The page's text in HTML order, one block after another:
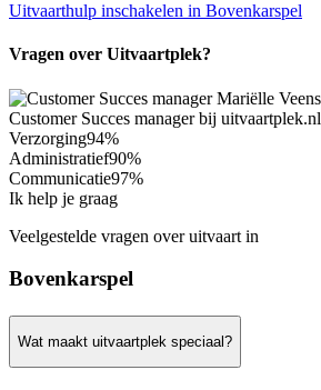
Uitvaarthulp inschakelen in Bovenkarspel
Vragen over Uitvaartplek?
Customer Succes manager bij uitvaartplek.nl
Verzorging94%
Administratief90%
Communicatie97%
Ik help je graag
Veelgestelde vragen over uitvaart in
Bovenkarspel
Wat maakt uitvaartplek speciaal?